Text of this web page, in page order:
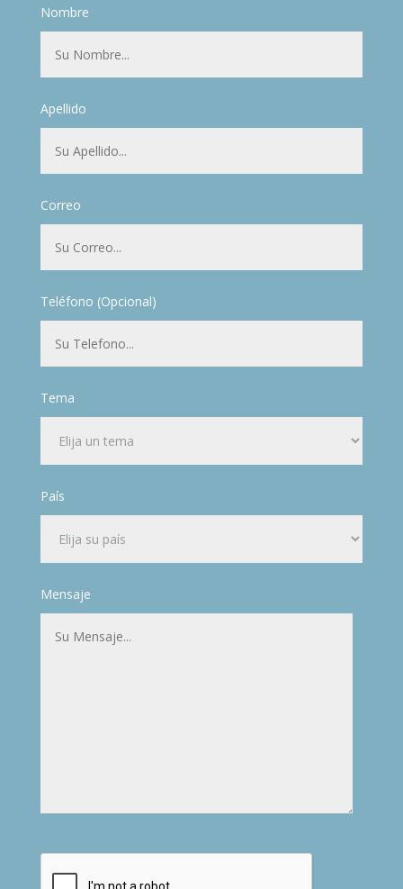
Nombre
Apellido
Correo
Teléfono (Opcional)
Tema
País
Mensaje